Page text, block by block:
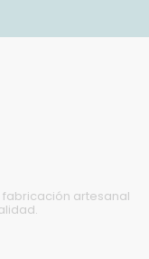
fabricación artesanal